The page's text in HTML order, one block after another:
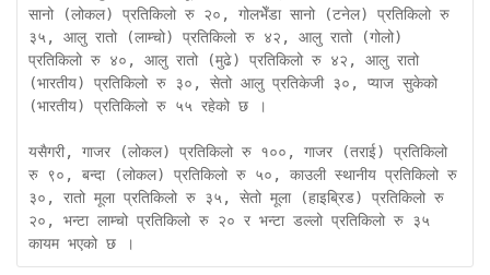
सानो (लोकल) प्रतिकिलो रु २०, गोलभेँडा सानो (टनेल) प्रतिकिलो रु
३५, आलु रातो (लाम्चो) प्रतिकिलो रु ४२, आलु रातो (गोलो)
प्रतिकिलो रु ४०, आलु रातो (मुढे) प्रतिकिलो रु ४२, आलु रातो
(भारतीय) प्रतिकिलो रु ३०, सेतो आलु प्रतिकेजी ३०, प्याज सुकेको
(भारतीय) प्रतिकिलो रु ५५ रहेको छ ।
यसैगरी, गाजर (लोकल) प्रतिकिलो रु १००, गाजर (तराई) प्रतिकिलो
रु ९०, बन्दा (लोकल) प्रतिकिलो रु ५०, काउली स्थानीय प्रतिकिलो रु
३०, रातो मूला प्रतिकिलो रु ३५, सेतो मूला (हाइब्रिड) प्रतिकिलो रु
२०, भन्टा लाम्चो प्रतिकिलो रु २० र भन्टा डल्लो प्रतिकिलो रु ३५
कायम भएको छ ।